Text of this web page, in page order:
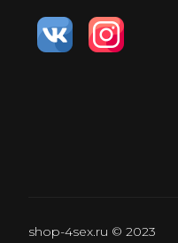
shop-4sex.ru © 2023